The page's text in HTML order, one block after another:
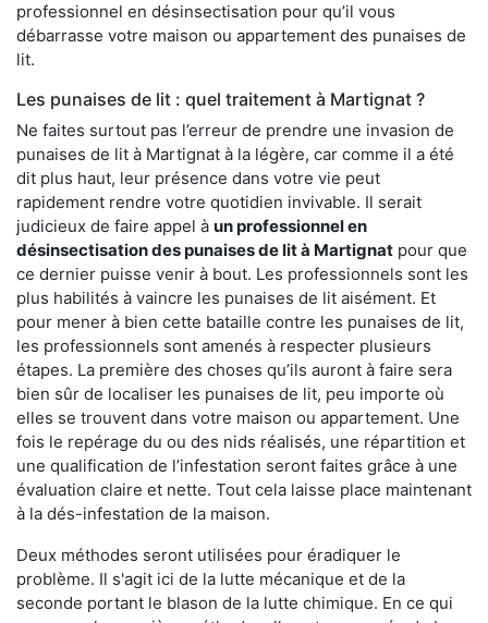
professionnel en désinsectisation pour qu’il vous
débarrasse votre maison ou appartement des punaises de
lit.
Les punaises de lit : quel traitement à Martignat ?
Ne faites surtout pas l’erreur de prendre une invasion de
punaises de lit à Martignat à la légère, car comme il a été
dit plus haut, leur présence dans votre vie peut
rapidement rendre votre quotidien invivable. Il serait
judicieux de faire appel à un professionnel en
désinsectisation des punaises de lit à Martignat pour que
ce dernier puisse venir à bout. Les professionnels sont les
plus habilités à vaincre les punaises de lit aisément. Et
pour mener à bien cette bataille contre les punaises de lit,
les professionnels sont amenés à respecter plusieurs
étapes. La première des choses qu’ils auront à faire sera
bien sûr de localiser les punaises de lit, peu importe où
elles se trouvent dans votre maison ou appartement. Une
fois le repérage du ou des nids réalisés, une répartition et
une qualification de l’infestation seront faites grâce à une
évaluation claire et nette. Tout cela laisse place maintenant
à la dés-infestation de la maison.
Deux méthodes seront utilisées pour éradiquer le
problème. Il s'agit ici de la lutte mécanique et de la
seconde portant le blason de la lutte chimique. En ce qui